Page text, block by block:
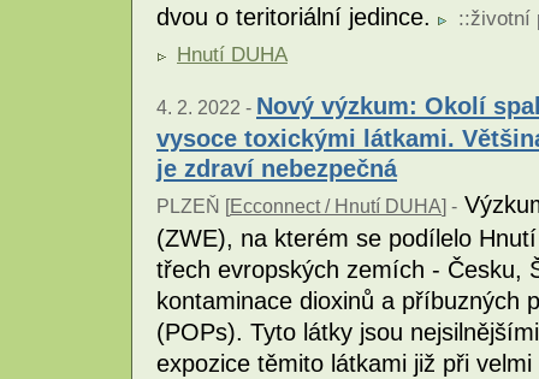
dvou o teritoriální jedince.
::životní
Hnutí DUHA
4. 2. 2022 - Nový výzkum: Okolí
vysoce toxickými látkami.
je zdraví nebezpečná
PLZEŇ [Ecconnect / Hnutí DUHA] -
(ZWE), na kterém se podílelo
třech evropských zemích - Česku,
kontaminace dioxinů a příbuzných
(POPs). Tyto látky jsou
expozice těmito látkami již při